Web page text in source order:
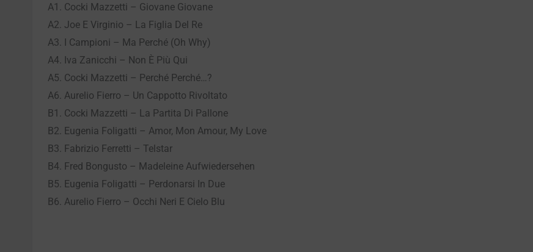
A1. Cocki Mazzetti – Giovane Giovane
A2. Joe E Virginio – La Figlia Del Re
A3. I Campioni – Ma Perché (Oh Why)
A4. Iva Zanicchi – Non È Più Qui
A5. Cocki Mazzetti – Perché Perché…?
A6. Aurelio Fierro – Un Cappotto Rivoltato
B1. Cocki Mazzetti – La Partita Di Pallone
B2. Eugenia Foligatti – Amor, Mon Amour, My Love
B3. Fabrizio Ferretti – Telstar
B4. Fred Bongusto – Madeleine Aufwiedersehen
B5. Eugenia Foligatti – Perdonarsi In Due
B6. Aurelio Fierro – Occhi Neri E Cielo Blu